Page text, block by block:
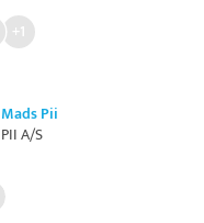
+1
Mads Pii
PII A/S